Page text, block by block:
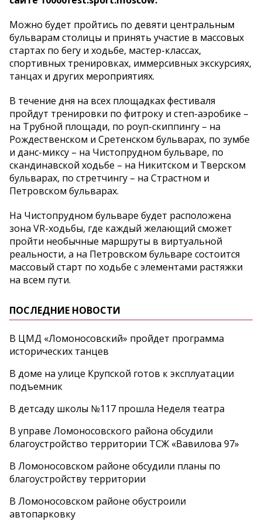
Можно будет пройтись по девяти центральным
бульварам столицы и принять участие в массовых
стартах по бегу и ходьбе, мастер-классах,
спортивных тренировках, иммерсивных экскурсиях,
танцах и других мероприятиях.
В течение дня на всех площадках фестиваля
пройдут тренировки по фитроку и степ-аэробике –
на Трубной площади, по роуп-скиппингу – на
Рождественском и Сретенском бульварах, по зумбе
и данс-миксу – на Чистопрудном бульваре, по
скандинавской ходьбе – на Никитском и Тверском
бульварах, по стретчингу – на Страстном и
Петровском бульварах.
На Чистопрудном бульваре будет расположена
зона VR-ходьбы, где каждый желающий сможет
пройти необычные маршруты в виртуальной
реальности, а на Петровском бульваре состоится
массовый старт по ходьбе с элементами растяжки
на всем пути.
ПОСЛЕДНИЕ НОВОСТИ
В ЦМД «Ломоносовский» пройдет программа
исторических танцев
В доме на улице Крупской готов к эксплуатации
подъемник
В детсаду школы №117 прошла Неделя театра
В управе Ломоносовского района обсудили
благоустройство территории ТСЖ «Вавилова 97»
В Ломоносовском районе обсудили планы по
благоустройству территории
В Ломоносовском районе обустроили
автопарковку